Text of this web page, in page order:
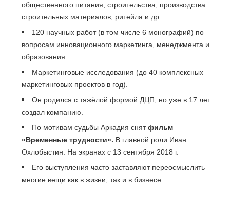
общественного питания, строительства, производства
строительных материалов, ритейла и др.
120 научных работ (в том числе 6 монографий) по
вопросам инновационного маркетинга, менеджмента и
образования.
Маркетинговые исследования (до 40 комплексных
маркетинговых проектов в год).
Он родился стяжёлой формой ДЦП, но уже в 17 лет
создал компанию.
По мотивам судьбы Аркадия снятфильм
«Временные трудности». В главной роли Иван
Охлобыстин.
На экранах с 13 сентября 2018 г.
Его выступления часто заставляют переосмыслить
многие вещи как в жизни, так и в бизнесе.